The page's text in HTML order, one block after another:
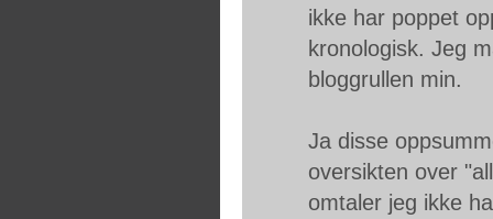
ikke har poppet
kronologisk. Jeg
bloggrullen min.
Ja disse
oversikten over
omtaler jeg ikke